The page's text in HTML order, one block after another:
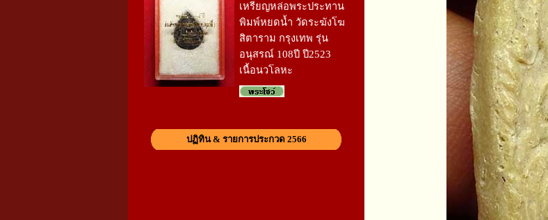
เหรียญหล่อพระประทาน
พิมพ์หยดน้ำ วัดระฆังโฆ
สิตาราม กรุงเทพ รุ่น
อนุสรณ์ 108ปี ปี2523
เนื้อนวโลหะ
ปฏิทิน & รายการประกวด 2566